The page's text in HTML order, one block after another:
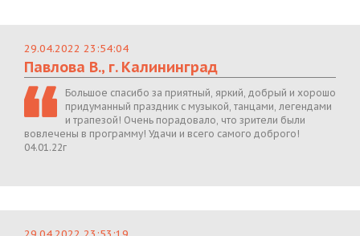
29.04.2022 23:54:04
Павлова В., г. Калининград
Большое спасибо за приятный, яркий, добрый и хорошо
придуманный праздник с музыкой, танцами, легендами
и трапезой! Очень порадовало, что зрители были
вовлечены в программу! Удачи и всего самого доброго!
04.01.22г